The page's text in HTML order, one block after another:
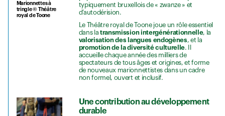
Marionnettes à
tringle © Théâtre
royal de Toone
typiquement bruxellois de « zwanze » et
d’autodérision.
Le Théâtre royal de Toone joue un rôle essentiel
dans latransmission intergénérationnelle, la
valorisation des langues endogènes, et la
promotion de la diversité culturelle. Il
accueille chaque année des milliers de
spectateurs de tous âges et origines, et forme
de nouveaux marionnettistes dans un cadre
non formel, ouvert et inclusif.
Une contribution au développement
durable